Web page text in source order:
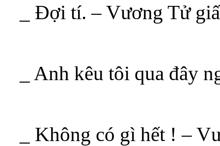
_ Đợi tí. – Vương Tử
_ Anh kêu tôi qua đây
_ Không có gì hết ! –